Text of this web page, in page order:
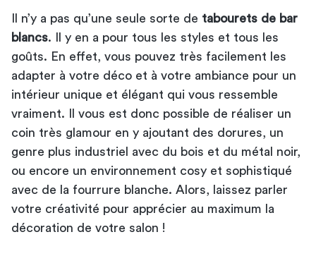
Il n’y a pas qu’une seule sorte de tabourets de bar
blancs. Il y en a pour tous les styles et tous les
goûts. En effet, vous pouvez très facilement les
adapter à votre déco et à votre ambiance pour un
intérieur unique et élégant qui vous ressemble
vraiment. Il vous est donc possible de réaliser un
coin très glamour en y ajoutant des dorures, un
genre plus industriel avec du bois et du métal noir,
ou encore un environnement cosy et sophistiqué
avec de la fourrure blanche. Alors, laissez parler
votre créativité pour apprécier au maximum la
décoration de votre salon !